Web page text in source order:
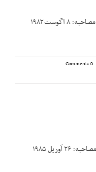
روایت‌کننده: آقای ابوالحسن ابتهاج تاریخ مصاحبه: ۸ اگوست ۱۹۸۲
0 Comments
روایت‌کننده: آقای ابوالفتح محوی تاریخ مصاحبه: ۲۶ آوریل ۱۹۸۵